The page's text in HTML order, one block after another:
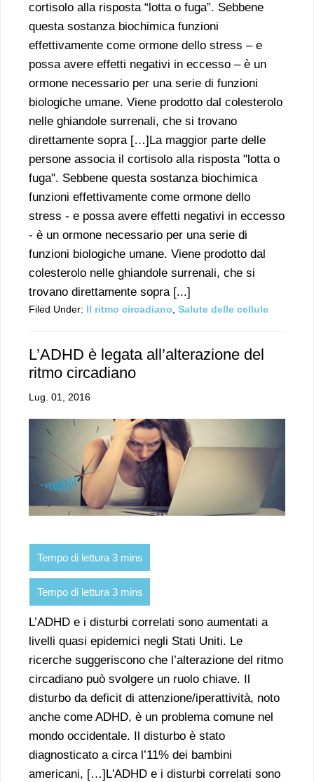
cortisolo alla risposta “lotta o fuga”. Sebbene
questa sostanza biochimica funzioni
effettivamente come ormone dello stress – e
possa avere effetti negativi in eccesso – è un
ormone necessario per una serie di funzioni
biologiche umane. Viene prodotto dal colesterolo
nelle ghiandole surrenali, che si trovano
direttamente sopra […]La maggior parte delle
persone associa il cortisolo alla risposta "lotta o
fuga". Sebbene questa sostanza biochimica
funzioni effettivamente come ormone dello
stress - e possa avere effetti negativi in eccesso
- è un ormone necessario per una serie di
funzioni biologiche umane. Viene prodotto dal
colesterolo nelle ghiandole surrenali, che si
trovano direttamente sopra [...]
Filed Under: Il ritmo circadiano Salute delle cellule
L’ADHD è legata all’alterazione del
ritmo circadiano
Lug. 01, 2016
L’ADHD e i disturbi correlati sono aumentati a
livelli quasi epidemici negli Stati Uniti. Le
ricerche suggeriscono che l’alterazione del ritmo
circadiano può svolgere un ruolo chiave. Il
disturbo da deficit di attenzione/iperattività, noto
anche come ADHD, è un problema comune nel
mondo occidentale. Il disturbo è stato
diagnosticato a circa l’11% dei bambini
americani, […]L'ADHD e i disturbi correlati sono